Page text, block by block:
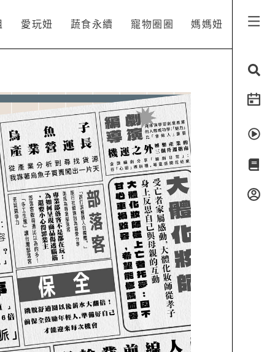
愛玩妞 蔬食永續 寵物圈圈 媽媽妞